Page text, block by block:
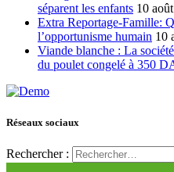
séparent les enfants 10
Extra Reportage-Famille:
l’opportunisme humain 10
Viande blanche : La
du poulet congelé à 350
Réseaux sociaux
Rechercher :